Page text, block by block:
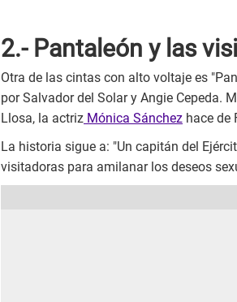
2.- Pantaleón y las
Otra de las cintas con alto voltaje es
por Salvador del Solar y Angie Cepeda.
Llosa, la actriz Mónica Sánchez hace de
La historia sigue a: "Un capitán del
visitadoras para amilanar los deseos